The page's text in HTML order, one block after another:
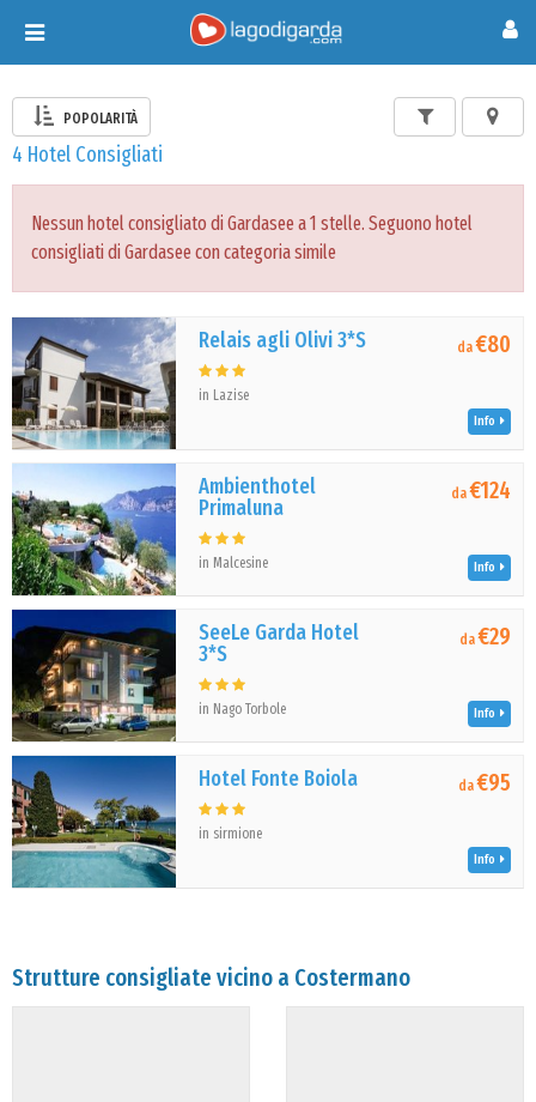
Toggle
navigation
POPOLARITÀ
4 Hotel Consigliati
Nessun hotel consigliato di Gardasee a 1 stelle. Seguono hotel
consigliati di Gardasee con categoria simile
Relais agli Olivi 3*S
in Lazise
da€80
Info
Ambienthotel
Primaluna
in Malcesine
da€124
Info
SeeLe Garda Hotel
3*S
in Nago Torbole
da€29
Info
Hotel Fonte Boiola
in sirmione
da€95
Info
Strutture consigliate vicino a Costermano